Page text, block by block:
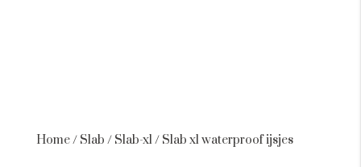
Home/ Slab / Slab-xl/ Slab xl waterproof ijsjes